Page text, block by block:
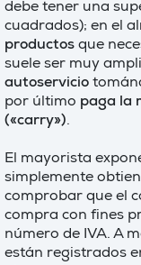
debe tener una
cuadrados); en el
productos que
suele ser muy
autoservicio
por último paga la
(«carry»).
El mayorista
simplemente
comprobar que el
compra con fines
número de IVA. A
están registrados